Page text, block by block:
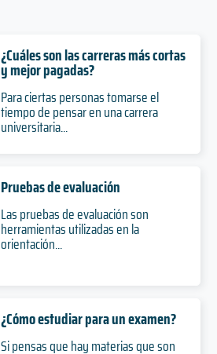
¿Cuáles son las carreras más cortas
y mejor pagadas?
Para ciertas personas tomarse el
tiempo de pensar en una carrera
universitaria...
Pruebas de evaluación
Las pruebas de evaluación son
herramientas utilizadas en la
orientación...
¿Cómo estudiar para un examen?
Si pensas que hay materias que son